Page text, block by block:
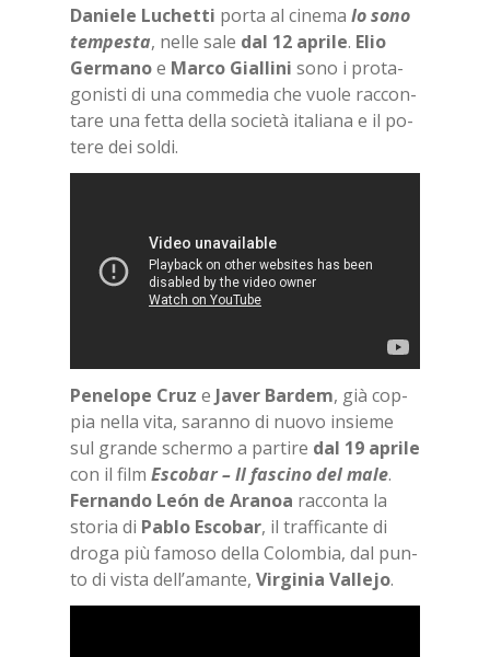
Da­nie­le Lu­chet­ti por­ta al ci­ne­ma Io sono
tem­pe­sta, nel­le sale dal 12 apri­le. Elio
Ger­ma­noe Mar­co Gial­li­ni sono i pro­ta­
go­ni­sti di una com­me­dia che vuo­le rac­con­
ta­re una fet­ta del­la so­cie­tà ita­lia­na e il po­
te­re dei sol­di.
Pe­ne­lo­pe Cruz e Ja­ver Bar­dem, già cop­
pia nel­la vita, sa­ran­no di nuo­vo in­sie­me
sul gran­de scher­mo a par­ti­re dal 19 apri­le
con il film Esco­bar – Il fa­sci­no del male.
Fer­nan­do León de Ara­noa rac­con­ta la
sto­ria di Pa­blo Esco­bar, il traf­fi­can­te di
dro­ga più fa­mo­so del­la Co­lom­bia, dal pun­
to di vi­sta del­l’a­man­te, Vir­gi­nia Val­le­jo.